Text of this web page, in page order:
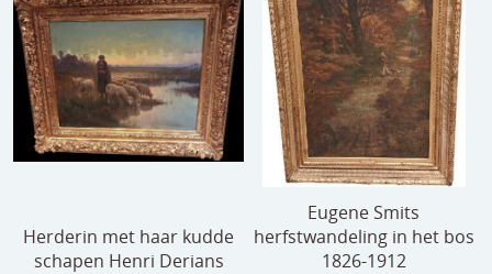
Herderin met haar kudde
schapen Henri Derians
Eugene Smits
herfstwandeling in het bos
1826-1912